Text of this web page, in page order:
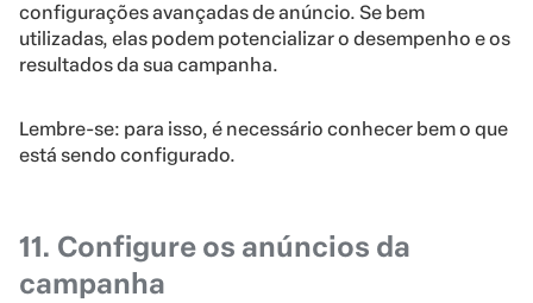
configurações avançadas de anúncio. Se bem
utilizadas, elas podem potencializar o desempenho e os
resultados da sua campanha.
Lembre-se: para isso, é necessário conhecer bem o que
está sendo configurado.
11. Configure os anúncios da
campanha